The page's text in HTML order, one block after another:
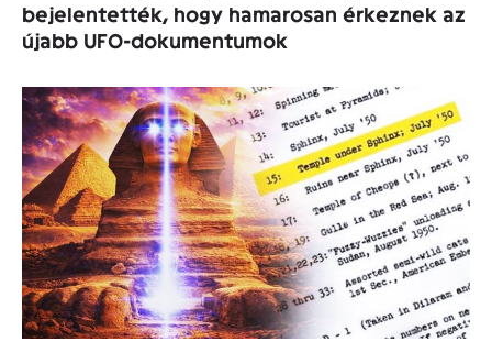
bejelentették, hogy hamarosan érkeznek az
újabb UFO-dokumentumok